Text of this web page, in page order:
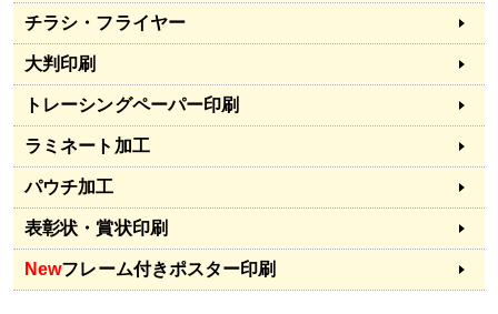
チラシ・フライヤー
大判印刷
トレーシングペーパー印刷
ラミネート加工
パウチ加工
表彰状・賞状印刷
Newフレーム付きポスター印刷